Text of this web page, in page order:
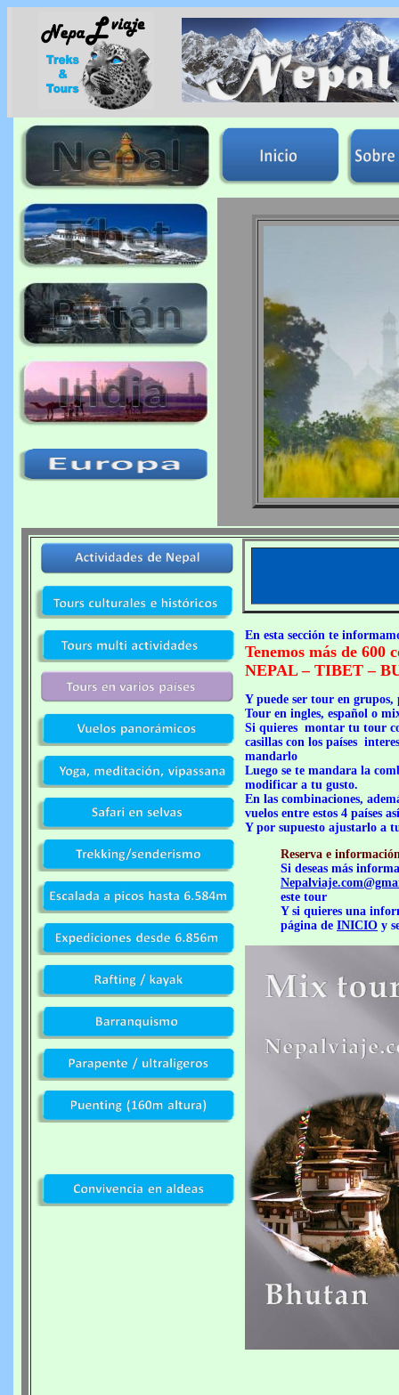
En esta sección te
Tenemos más de 600
NEPAL – TIBET –
Y puede ser tour en
Tour en ingles, español o
Si quieres montar tu tour
casillas con los países
mandarlo
Luego se te mandara la
modificar a tu gusto.
En las combinaciones,
vuelos entre estos 4 países
Y por supuesto ajustarlo a
Reserva e
Si deseas más
este tour
Y si quieres una
página de INICIO y